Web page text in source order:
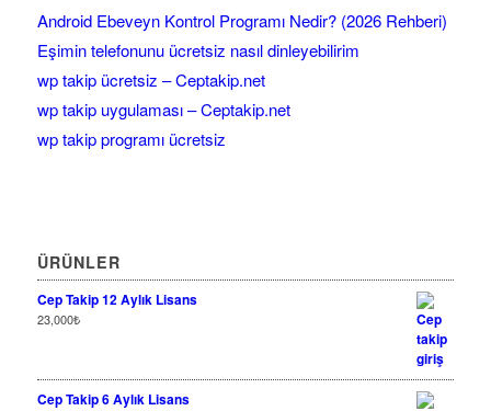
Android Ebeveyn Kontrol Programı Nedir? (2026 Rehberi)
Eşimin telefonunu ücretsiz nasıl dinleyebilirim
wp takip ücretsiz – Ceptakip.net
wp takip uygulaması – Ceptakip.net
wp takip programı ücretsiz
ÜRÜNLER
Cep Takip 12 Aylık Lisans
23,000₺
Cep Takip 6 Aylık Lisans